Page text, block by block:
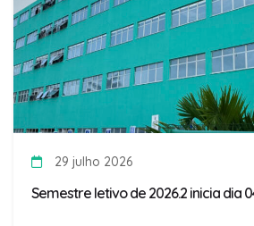
29 julho 2026
Semestre letivo de 2026.2 inicia dia